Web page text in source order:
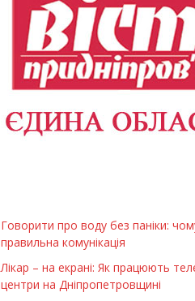
Говорити про воду без паніки:
правильна комунікація
Лікар – на екрані: Як працюють
центри на Дніпропетровщині